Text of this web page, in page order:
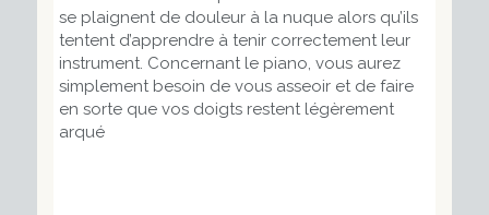
se plaignent de douleur à la nuque alors qu’ils
tentent d’apprendre à tenir correctement leur
instrument. Concernant le piano, vous aurez
simplement besoin de vous asseoir et de faire
en sorte que vos doigts restent légèrement
arqué